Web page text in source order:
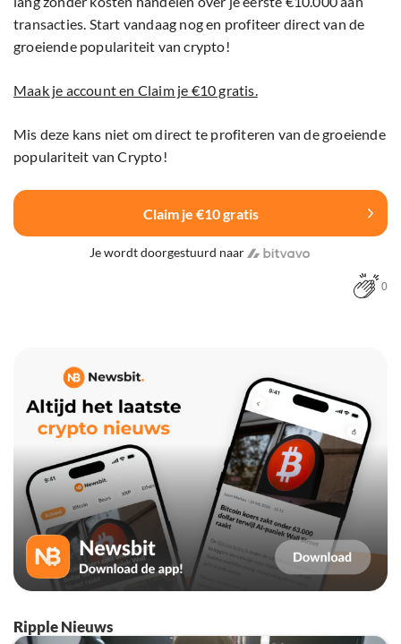
transacties. Start vandaag nog en profiteer direct van de
groeiende populariteit van crypto!
Maak je account en Claim je €10 gratis.
Mis deze kans niet om direct te profiteren van de groeiende
populariteit van Crypto!
Claim je €10 gratis
Je wordt doorgestuurd naar
0
Ripple Nieuws